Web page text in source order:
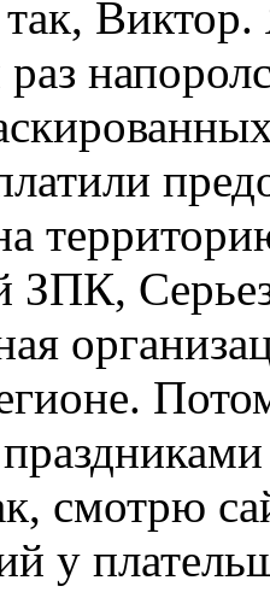
Виктор.
ЗПК,
смотрю
у